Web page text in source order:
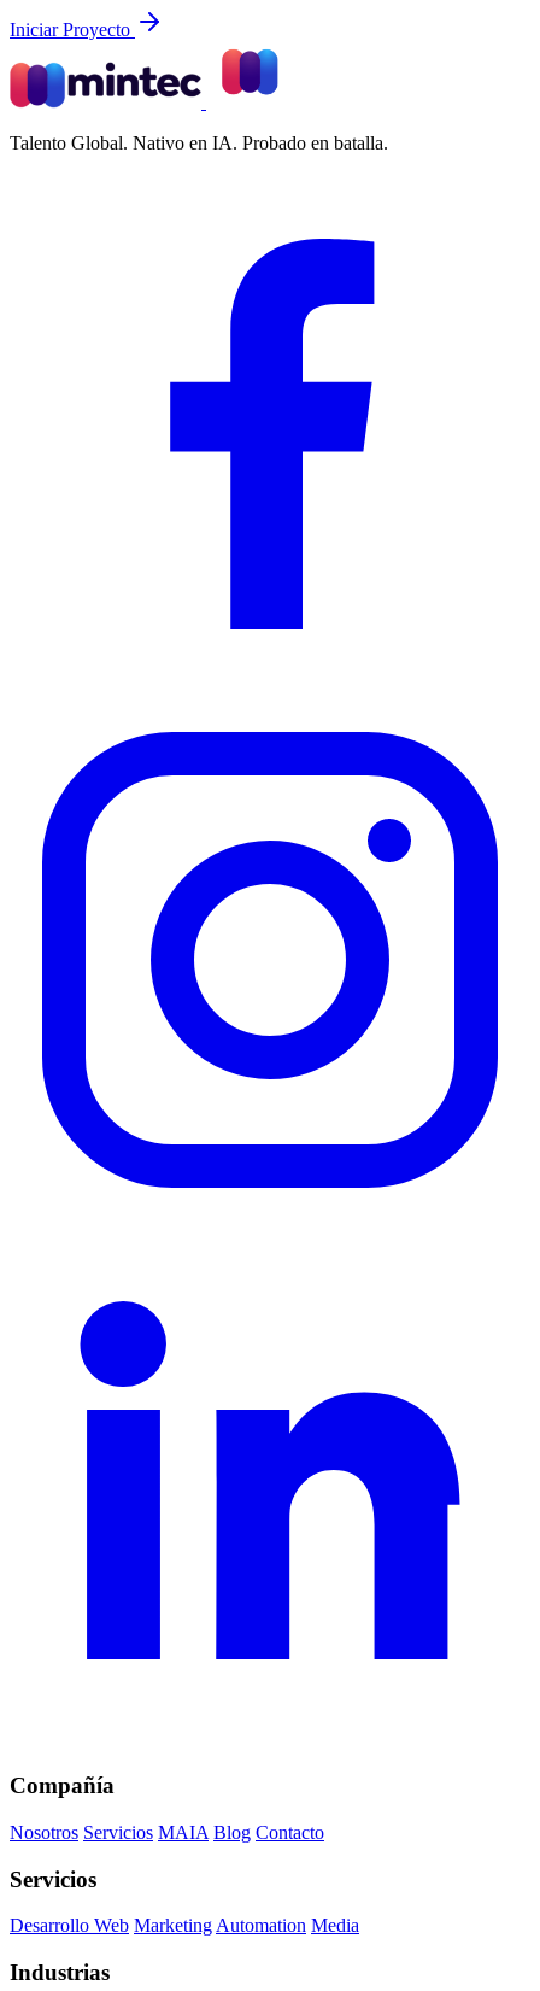
Iniciar Proyecto
Talento Global. Nativo en IA. Probado en batalla.
Compañía
Nosotros Servicios MAIA Blog Contacto
Servicios
Desarrollo Web MarketingAutomation Media
Industrias